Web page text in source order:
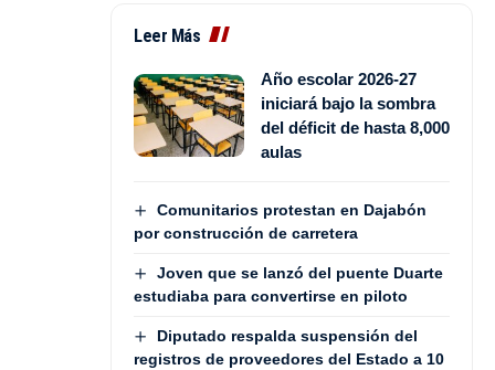
Leer Más
Año escolar 2026-27
iniciará bajo la sombra
del déficit de hasta 8,000
aulas
Comunitarios protestan en Dajabón
por construcción de carretera
Joven que se lanzó del puente Duarte
estudiaba para convertirse en piloto
Diputado respalda suspensión del
registros de proveedores del Estado a 10